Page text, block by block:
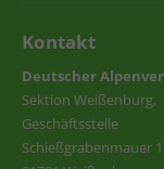
Kontakt
Deutscher
Sektion Weißenburg,
Geschäftsstelle
Schießgrabenmauer